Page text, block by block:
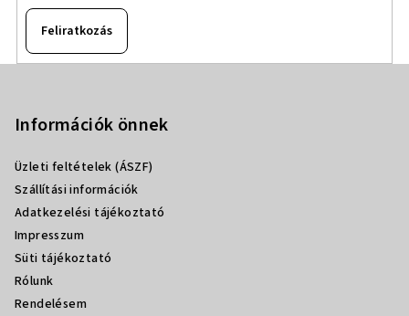
Feliratkozás
Információk önnek
Üzleti feltételek (ÁSZF)
Szállítási információk
Adatkezelési tájékoztató
Impresszum
Süti tájékoztató
Rólunk
Rendelésem